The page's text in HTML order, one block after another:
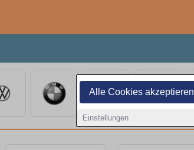
Alle Cookies akzeptieren
Einstellungen